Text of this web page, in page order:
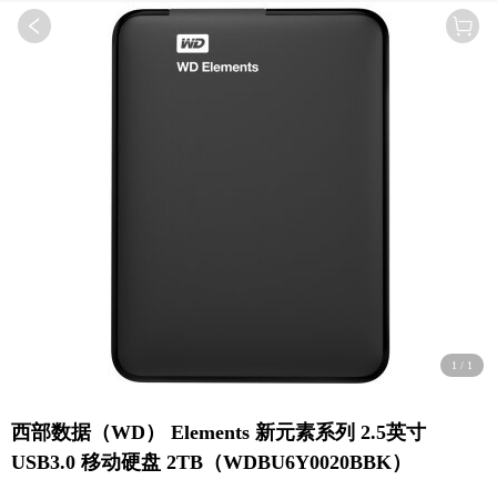
1 / 1
西部数据（WD） Elements 新元素系列 2.5英寸
USB3.0 移动硬盘 2TB（WDBU6Y0020BBK）